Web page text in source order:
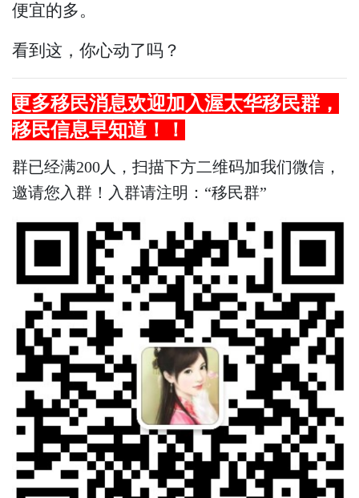
便宜的多。
看到这，你心动了吗？
更多移民消息欢迎加入渥太华移民群，
移民信息早知道！！
群已经满200人，扫描下方二维码加我们微信，
邀请您入群！入群请注明：“移民群”